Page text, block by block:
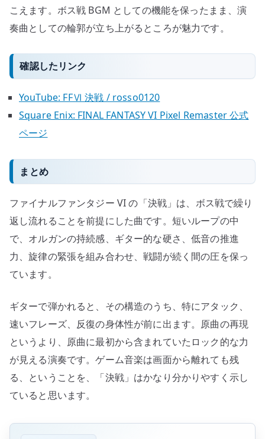
こえます。ボス戦 BGM としての機能を保ったまま、演
奏曲としての輪郭が立ち上がるところが魅力です。
確認したリンク
YouTube: FFⅥ 決戦 / rosso0120
Square Enix: FINAL FANTASY VI Pixel Remaster 公式
ページ
まとめ
ファイナルファンタジー VI の「決戦」は、ボス戦で繰り
返し流れることを前提にした曲です。短いループの中
で、オルガンの持続感、ギター的な硬さ、低音の推進
力、旋律の緊張を組み合わせ、戦闘が続く間の圧を保っ
ています。
ギターで弾かれると、その構造のうち、特にアタック、
速いフレーズ、反復の身体性が前に出ます。原曲の再現
というより、原曲に最初から含まれていたロック的な力
が見える演奏です。ゲーム音楽は画面から離れても残
る、ということを、「決戦」はかなり分かりやすく示し
ていると思います。